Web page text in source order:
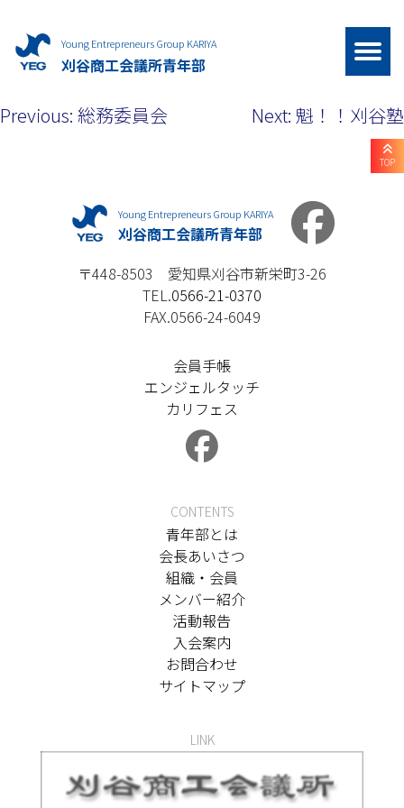
Young Entrepreneurs Group KARIYA
刈谷商工会議所青年部
投
Previous: 総務委員会 Next: 魁！！刈谷塾
Young Entrepreneurs Group KARIYA
刈谷商工会議所青年部
〒448-8503 愛知県刈谷市新栄町3-26
TEL.0566-21-0370
FAX.0566-24-6049
会員手帳
エンジェルタッチ
カリフェス
CONTENTS
青年部とは
会長あいさつ
組織・会員
メンバー紹介
活動報告
入会案内
お問合わせ
サイトマップ
LINK
TOP